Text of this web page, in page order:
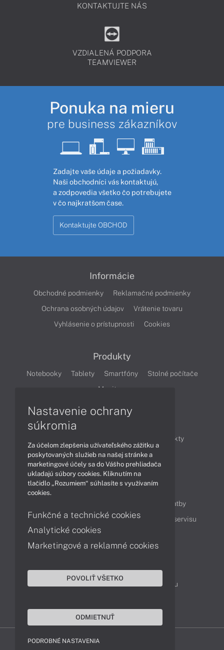
KONTAKTUJTE NÁS
VZDIALENÁ PODPORA
TEAMVIEWER
Ponuka na mieru
pre business zákazníkov
Zadajte vaše údaje a požiadavky.
Naši obchodníci vás kontaktujú,
a zodpovedia všetko čo potrebujete
v čo najkratšom čase.
Kontaktujte OBCHOD
Informácie
Obchodné podmienky
Reklamačné podmienky
Ochrana osobných údajov
Vrátenie tovaru
Vyhlásenie o prístupnosti
Cookies
Produkty
Notebooky Tablety Smartfóny
Stolné počítače
Monitory
Produkty
Technológie
Videá
Obsah
Možnosti doručenia a platby
Podpora a servis
Servisné služby Cenník servisu
Kontakty
043 4224 771
Obchodné oddelenie
Reklamácia tovaru
Nastavenie ochrany
súkromia
Za účelom zlepšenia užívateľského zážitku a
poskytovaných služieb na našej stránke a
marketingové účely sa do Vášho prehliadača
ukladajú súbory cookies. Kliknutím na
tlačidlo „Rozumiem“ súhlasíte s využívaním
cookies.
Funkčné a technické cookies
Analytické cookies
Marketingové a reklamné cookies
POVOLIŤ VŠETKO
ODMIETNUŤ
PODROBNÉ NASTAVENIA